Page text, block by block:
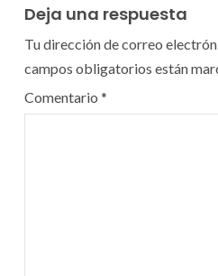
Deja una respuesta
Tu dirección de correo
campos obligatorios están
Comentario *